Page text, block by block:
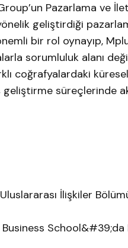
Pazarlama ve
geliştirdiği
bir rol oynayıp,
sorumluluk alanı
coğrafyalardaki
geliştirme süreçlerinde
İlişkiler